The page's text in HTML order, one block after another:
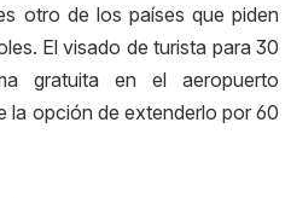
otro de los países que piden
El visado de turista para 30
gratuita en el aeropuerto
la opción de extenderlo por 60